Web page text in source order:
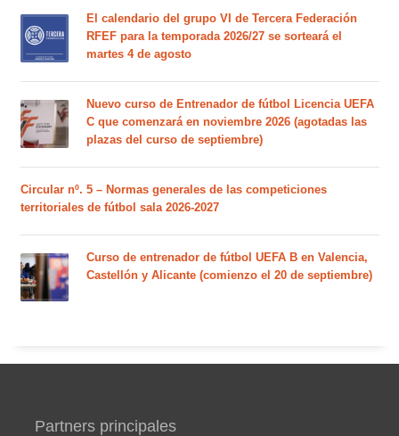
El calendario del grupo VI de Tercera Federación
RFEF para la temporada 2026/27 se sorteará el
martes 4 de agosto
Nuevo curso de Entrenador de fútbol Licencia UEFA
C que comenzará en noviembre 2026 (agotadas las
plazas del curso de septiembre)
Circular nº. 5 – Normas generales de las competiciones
territoriales de fútbol sala 2026-2027
Curso de entrenador de fútbol UEFA B en Valencia,
Castellón y Alicante (comienzo el 20 de septiembre)
Partners principales